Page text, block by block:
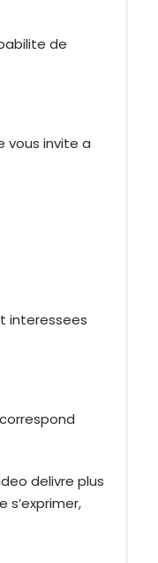
de
vous invite a
interessees
delivre plus